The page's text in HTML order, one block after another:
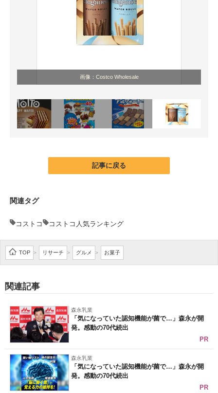
画像：Costco Wholesale
記事に戻る
関連タグ
コストコ コストコ人気ランキング
TOP > リサーチ > グルメ > お菓子
関連記事
森永乳業
「気になっていた認知機能が菌で…」森永が開
発。感動の70代続出
PR
森永乳業
「気になっていた認知機能が菌で…」森永が開
発。感動の70代続出
PR